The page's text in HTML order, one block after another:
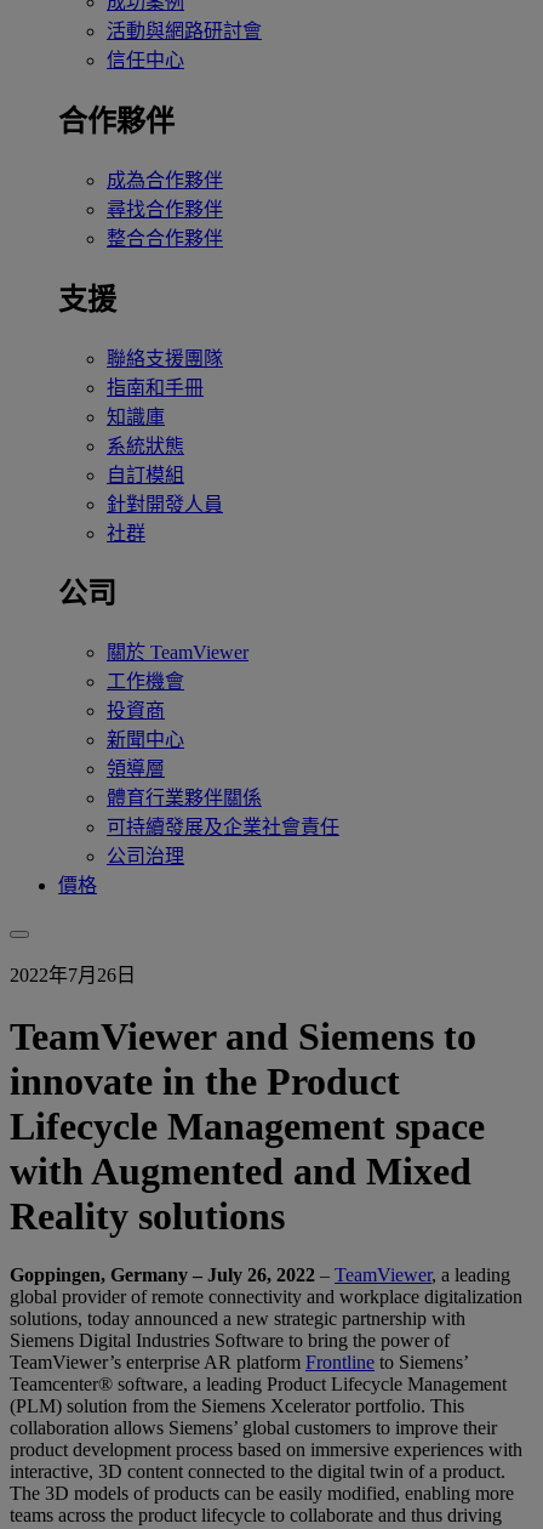
活動與網路研討會
信任中心
合作夥伴
成為合作夥伴
尋找合作夥伴
整合合作夥伴
支援
聯絡支援團隊
指南和手冊
知識庫
系統狀態
自訂模組
針對開發人員
社群
公司
關於 TeamViewer
工作機會
投資商
新聞中心
領導層
體育行業夥伴關係
可持續發展及企業社會責任
公司治理
價格
2022年7月26日
TeamViewer and Siemens to
innovate in the Product
Lifecycle Management space
with Augmented and Mixed
Reality solutions
Goppingen, Germany – July 26, 2022 – TeamViewer, a leading
global provider of remote connectivity and workplace digitalization
solutions, today announced a new strategic partnership with
Siemens Digital Industries Software to bring the power of
TeamViewer’s enterprise AR platform Frontline to Siemens’
Teamcenter® software, a leading Product Lifecycle Management
(PLM) solution from the Siemens Xcelerator portfolio. This
collaboration allows Siemens’ global customers to improve their
product development process based on immersive experiences with
interactive, 3D content connected to the digital twin of a product.
The 3D models of products can be easily modified, enabling more
teams across the product lifecycle to collaborate and thus driving